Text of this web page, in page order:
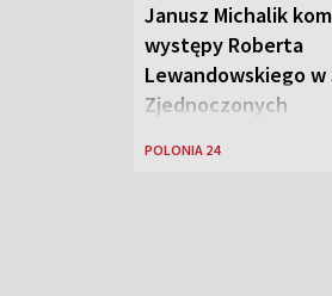
Janusz Michalik
występy Roberta
Lewandowskiego w
Zjednoczonych
POLONIA 24